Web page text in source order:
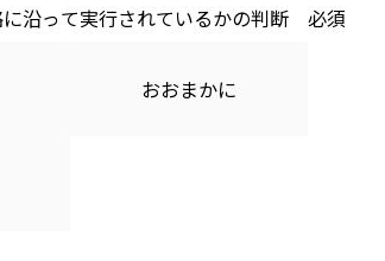
沿って実行されているかの判断
おおまかに